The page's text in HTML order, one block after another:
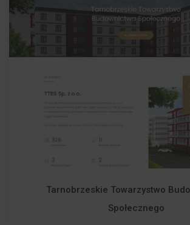
Tarnobrzeskie Towarzystwo
Społecznego